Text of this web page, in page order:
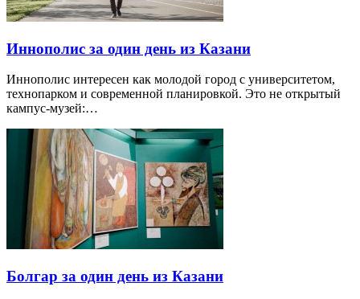
Иннополис за один день из Казани
Иннополис интересен как молодой город с университетом,
технопарком и современной планировкой. Это не открытый
кампус-музей:…
Болгар за один день из Казани